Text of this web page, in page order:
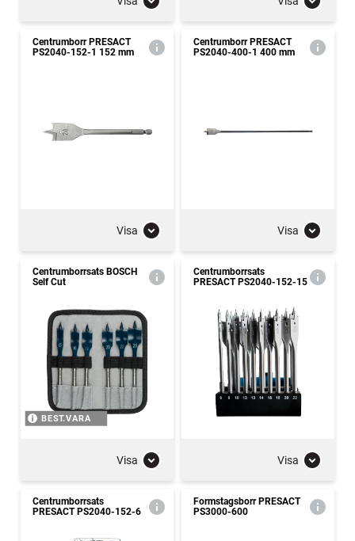
Centrumborr PRESACT
PS2040-152-1 152 mm
Visa
Centrumborr PRESACT
PS2040-400-1 400 mm
Visa
Centrumborrsats BOSCH
Self Cut
BEST.VARA
Visa
Centrumborrsats
PRESACT PS2040-152-15
Visa
Centrumborrsats
PRESACT PS2040-152-6
Formstagsborr PRESACT
PS3000-600